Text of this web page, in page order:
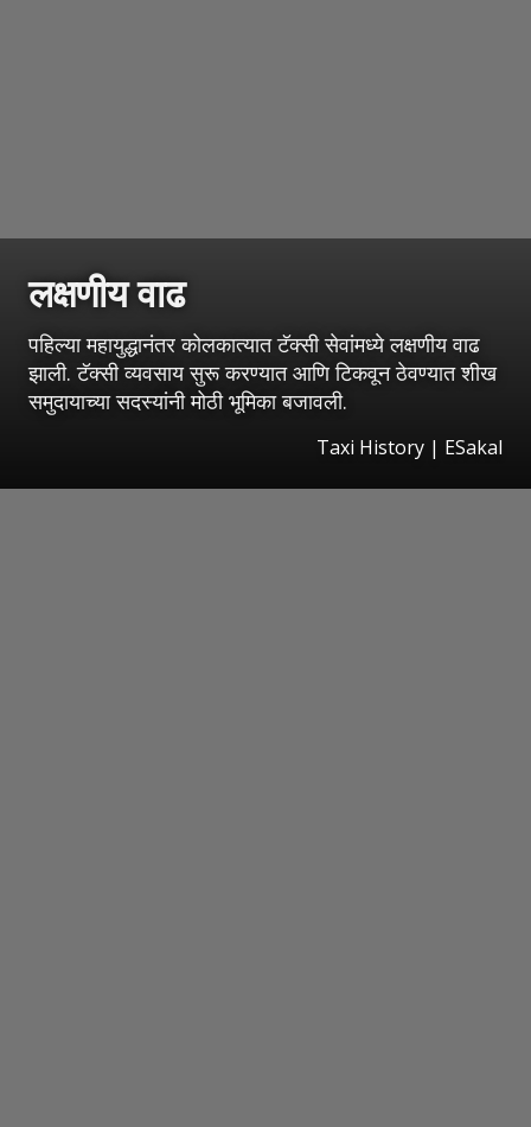
लक्षणीय वाढ
पहिल्या महायुद्धानंतर कोलकात्यात टॅक्सी सेवांमध्ये लक्षणीय वाढ
झाली. टॅक्सी व्यवसाय सुरू करण्यात आणि टिकवून ठेवण्यात शीख
समुदायाच्या सदस्यांनी मोठी भूमिका बजावली.
Taxi History | ESakal